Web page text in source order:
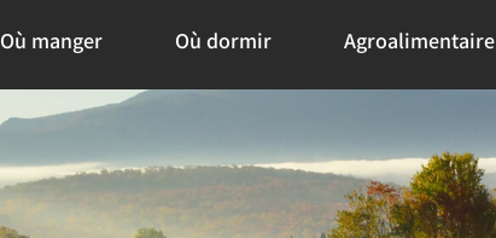
Où manger Où dormir Agroalimentaire